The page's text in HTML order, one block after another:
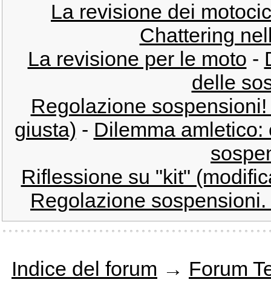
La revisione dei
Chattering
La revisione per le moto -
delle
Regolazione
giusta) - Dilemma
Riflessione su "kit"
Regolazione
Indice del forum → Forum